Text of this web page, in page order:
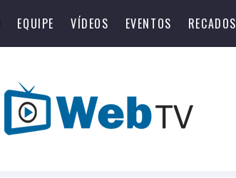
EQUIPE VÍDEOS EVENTOS RECADOS